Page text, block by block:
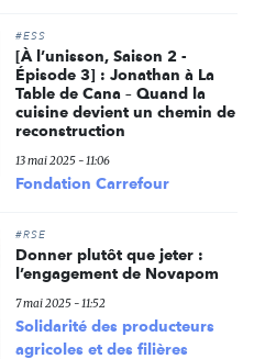
#ESS
[À l’unisson, Saison 2 -
Épisode 3] : Jonathan à La
Table de Cana – Quand la
cuisine devient un chemin de
reconstruction
13 mai 2025 - 11:06
Fondation Carrefour
#RSE
Donner plutôt que jeter :
l’engagement de Novapom
7 mai 2025 - 11:52
Solidarité des producteurs
agricoles et des filières